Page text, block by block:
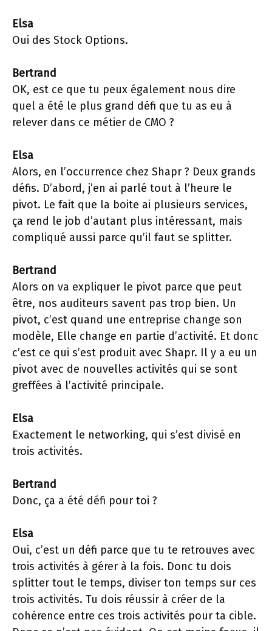
Elsa
Oui des Stock Options.
Bertrand
OK, est ce que tu peux également nous dire
quel a été le plus grand défi que tu as eu à
relever dans ce métier de CMO ?
Elsa
Alors, en l’occurrence chez Shapr ? Deux grands
défis. D’abord, j’en ai parlé tout à l’heure le
pivot. Le fait que la boite ai plusieurs services,
ça rend le job d’autant plus intéressant, mais
compliqué aussi parce qu’il faut se splitter.
Bertrand
Alors on va expliquer le pivot parce que peut
être, nos auditeurs savent pas trop bien. Un
pivot, c’est quand une entreprise change son
modèle, Elle change en partie d’activité. Et donc
c’est ce qui s’est produit avec Shapr. Il y a eu un
pivot avec de nouvelles activités qui se sont
greffées à l’activité principale.
Elsa
Exactement le networking, qui s’est divisé en
trois activités.
Bertrand
Donc, ça a été défi pour toi ?
Elsa
Oui, c’est un défi parce que tu te retrouves avec
trois activités à gérer à la fois. Donc tu dois
splitter tout le temps, diviser ton temps sur ces
trois activités. Tu dois réussir à créer de la
cohérence entre ces trois activités pour ta cible.